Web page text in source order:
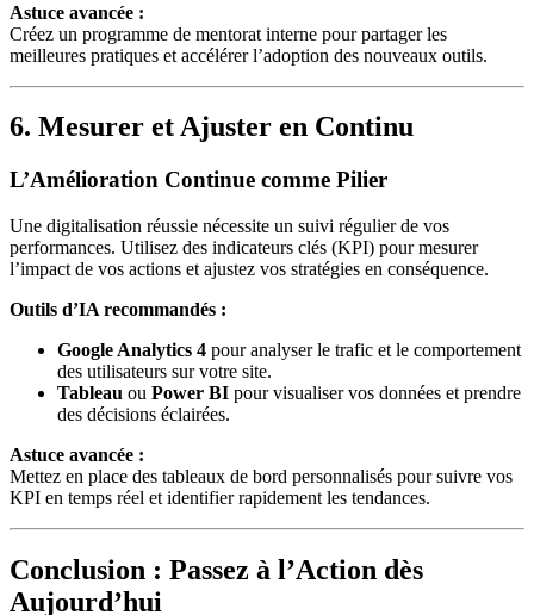
Astuce avancée :
Créez un programme de mentorat interne pour partager les
meilleures pratiques et accélérer l’adoption des nouveaux outils.
6. Mesurer et Ajuster en Continu
L’Amélioration Continue comme Pilier
Une digitalisation réussie nécessite un suivi régulier de vos
performances. Utilisez des indicateurs clés (KPI) pour mesurer
l’impact de vos actions et ajustez vos stratégies en conséquence.
Outils d’IA recommandés :
Google Analytics 4 pour analyser le trafic et le comportement
des utilisateurs sur votre site.
Tableau ou Power BI pour visualiser vos données et prendre
des décisions éclairées.
Astuce avancée :
Mettez en place des tableaux de bord personnalisés pour suivre vos
KPI en temps réel et identifier rapidement les tendances.
Conclusion : Passez à l’Action dès
Aujourd’hui